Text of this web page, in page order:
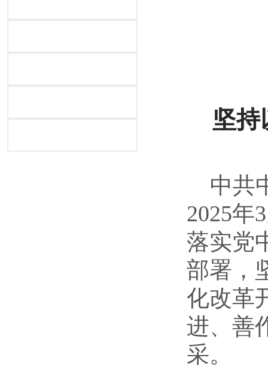
坚
中共
2025年3
落实党
部署，
化改革
进、善
采。